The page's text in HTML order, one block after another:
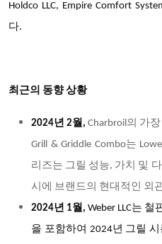
Holdco LLC, Empire Comfort
다.
최근의 동향 상황
2024년 2월,Charbroil의 가장
Grill & Griddle Combo는
리즈는 그릴 성능, 가치 및
시에 브랜드의 현대적인 외
2024년 1월, Weber LLC는
을 포함하여 2024년 그릴